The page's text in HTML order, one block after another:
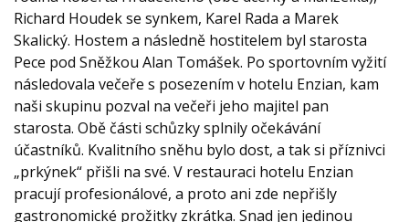
Richard Houdek se synkem, Karel Rada a Marek
Skalický. Hostem a následně hostitelem byl starosta
Pece pod Sněžkou Alan Tomášek. Po sportovním vyžití
následovala večeře s posezením v hotelu Enzian, kam
naši skupinu pozval na večeři jeho majitel pan
starosta. Obě části schůzky splnily očekávání
účastníků. Kvalitního sněhu bylo dost, a tak si příznivci
„prkýnek“ přišli na své. V restauraci hotelu Enzian
pracují profesionálové, a proto ani zde nepřišly
gastronomické prožitky zkrátka. Snad jen jedinou